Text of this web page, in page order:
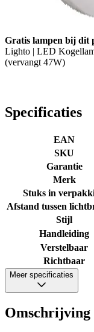
Gratis lampen bij dit
Lighto | LED
(vervangt 47W)
Specificaties
EAN
SKU
Garantie
Merk
Stuks in
Afstand tussen
Stijl
Handleiding
Verstelbaar
Richtbaar
Meer specificaties
Omschrijving